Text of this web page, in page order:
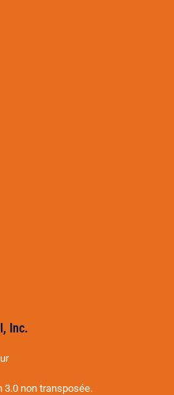
Inc.
3.0 non transposée.